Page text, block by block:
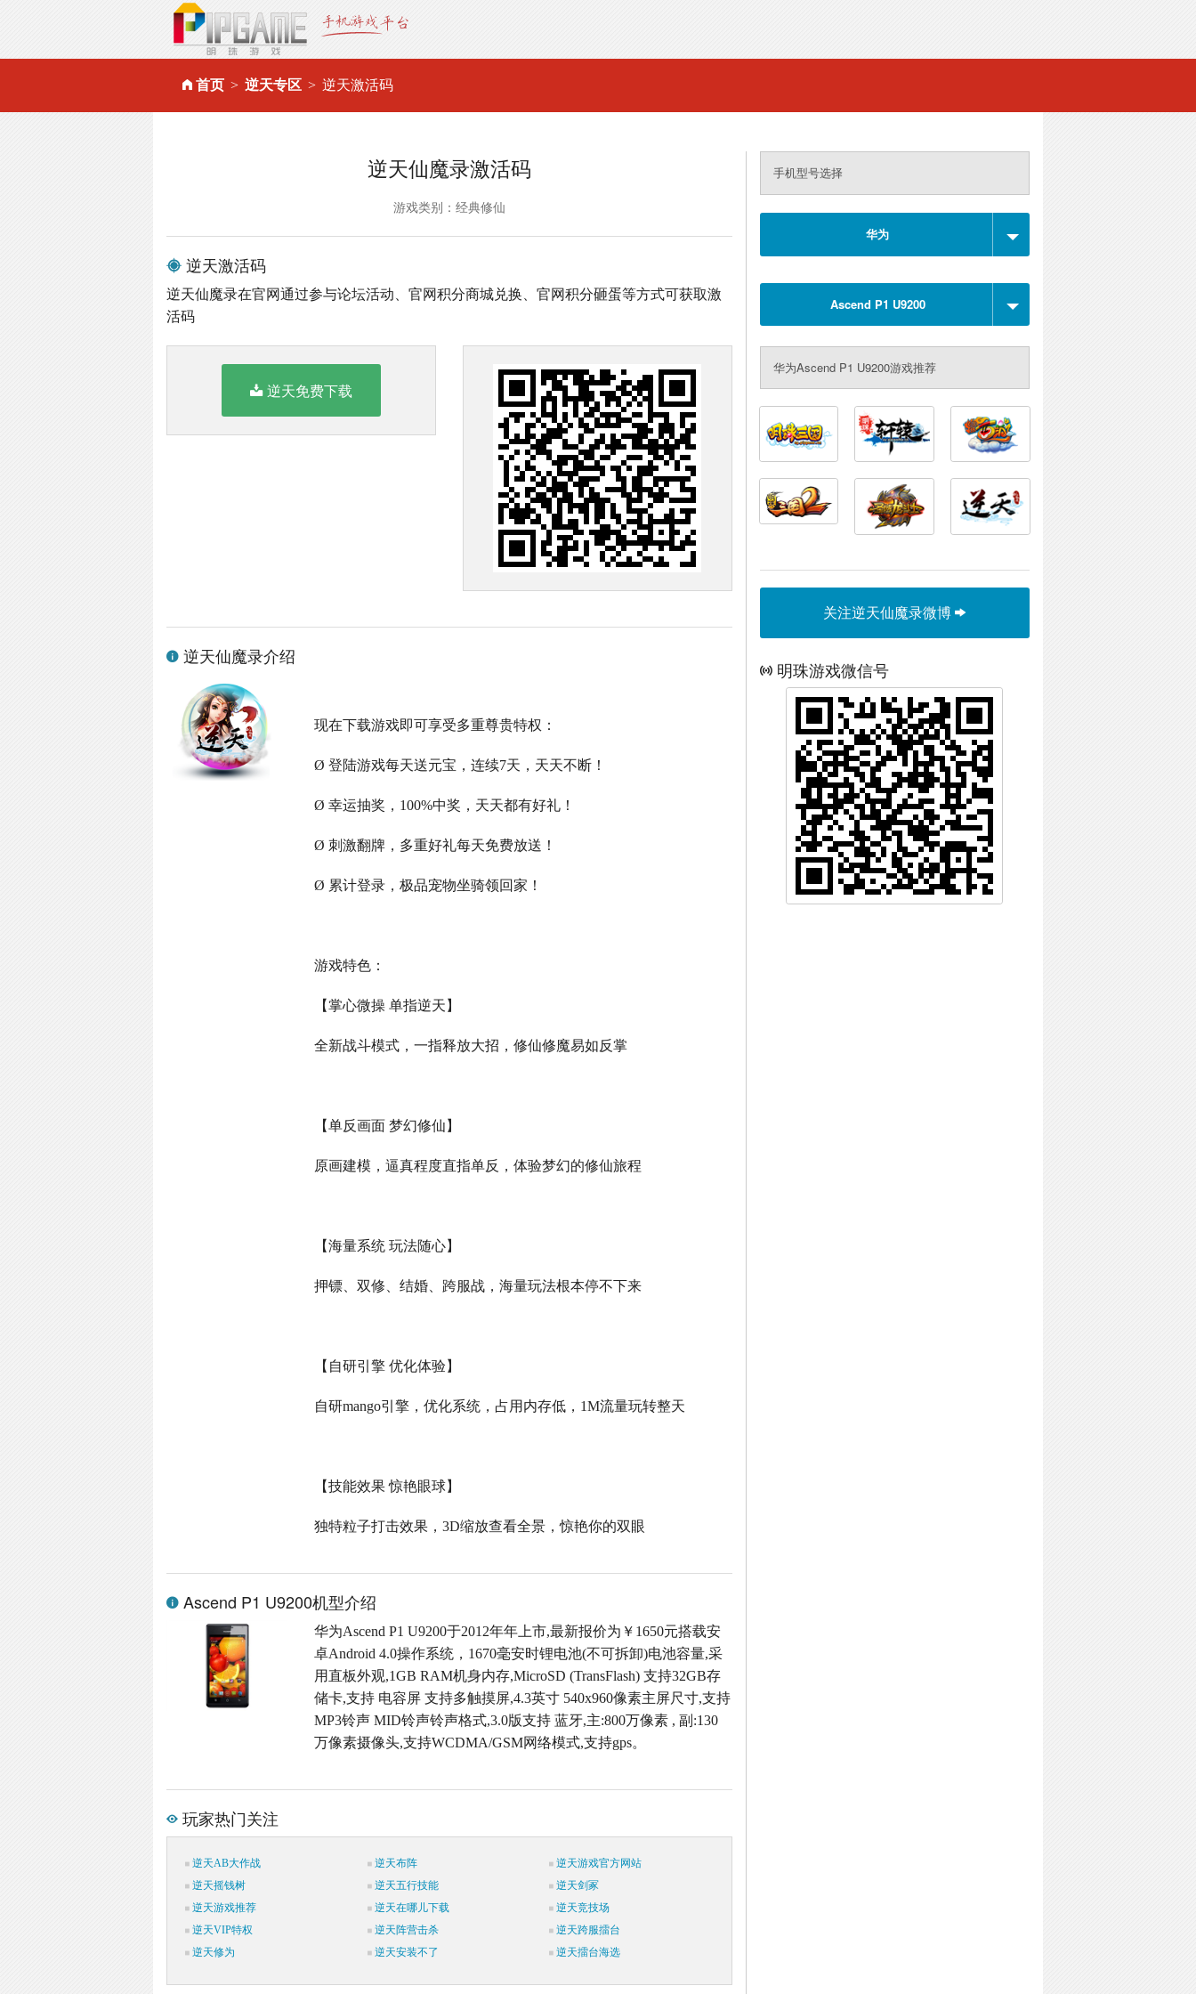
首页 逆天专区 逆天激活码
逆天仙魔录激活码
游戏类别：经典修仙
逆天激活码
逆天仙魔录在官网通过参与论坛活动、官网积分商城兑换、官网积分砸蛋等方式可获取激
活码
逆天免费下载
逆天仙魔录介绍
现在下载游戏即可享受多重尊贵特权：
Ø 登陆游戏每天送元宝，连续7天，天天不断！
Ø 幸运抽奖，100%中奖，天天都有好礼！
Ø 刺激翻牌，多重好礼每天免费放送！
Ø 累计登录，极品宠物坐骑领回家！
游戏特色：
【掌心微操 单指逆天】
全新战斗模式，一指释放大招，修仙修魔易如反掌
【单反画面 梦幻修仙】
原画建模，逼真程度直指单反，体验梦幻的修仙旅程
【海量系统 玩法随心】
押镖、双修、结婚、跨服战，海量玩法根本停不下来
【自研引擎 优化体验】
自研mango引擎，优化系统，占用内存低， 1M流量玩转整天
【技能效果 惊艳眼球】
独特粒子打击效果，3D缩放查看全景，惊艳你的双眼
Ascend P1 U9200机型介绍
华为Ascend P1 U9200于2012年年上市,最新报价为￥1650元搭载安
卓Android 4.0操作系统，1670毫安时锂电池(不可拆卸)电池容量,采
用直板外观,1GB RAM机身内存,MicroSD (TransFlash) 支持32GB存
储卡,支持 电容屏 支持多触摸屏,4.3英寸 540x960像素主屏尺寸,支持
MP3铃声 MID铃声铃声格式,3.0版支持 蓝牙,主:800万像素 , 副:130
万像素摄像头,支持WCDMA/GSM网络模式,支持gps。
玩家热门关注
逆天AB大作战 逆天布阵
逆天游戏官方网站
逆天摇钱树
逆天五行技能
逆天剑冢
逆天游戏推荐
逆天在哪儿下载
逆天竞技场
逆天VIP特权
逆天阵营击杀
逆天跨服擂台
逆天修为
逆天安装不了 逆天擂台海选
手机型号选择
华为
Ascend P1 U9200
华为Ascend P1 U9200游戏推荐
关注逆天仙魔录微博
明珠游戏微信号